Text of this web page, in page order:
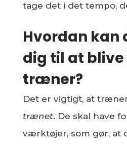
tage det i det tempo,
Hvordan kan
dig til at blive
træner?
Det er vigtigt, at
trænet. De skal have
værktøjer, som gør, at